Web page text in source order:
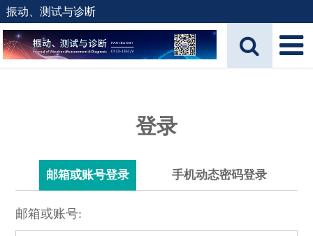
振动、测试与诊断
登录
邮箱或账号登录 手机动态密码登录
邮箱或账号: